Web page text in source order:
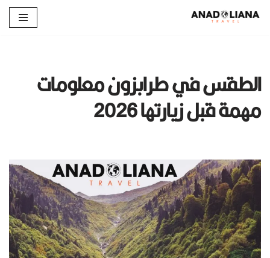
الطقس في طرابزون معلومات
مهمة قبل زيارتها 2026